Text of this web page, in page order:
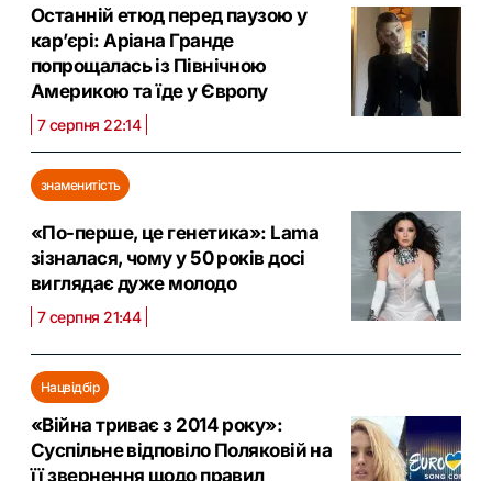
Останній етюд перед паузою у
кар’єрі: Аріана Гранде
попрощалась із Північною
Америкою та їде у Європу
7 серпня 22:14
знаменитість
«По-перше, це генетика»: Lama
зізналася, чому у 50 років досі
виглядає дуже молодо
7 серпня 21:44
Нацвідбір
«Війна триває з 2014 року»:
Суспільне відповіло Поляковій на
її звернення щодо правил